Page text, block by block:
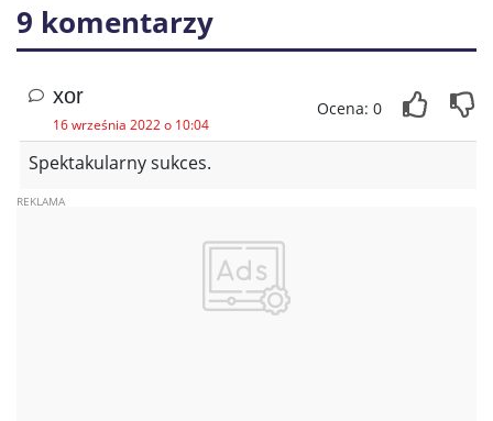
9 komentarzy
xor
16 września 2022 o 10:04
Ocena: 0
Spektakularny sukces.